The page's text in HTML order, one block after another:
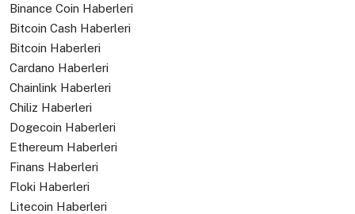
Binance Coin Haberleri
Bitcoin Cash Haberleri
Bitcoin Haberleri
Cardano Haberleri
Chainlink Haberleri
Chiliz Haberleri
Dogecoin Haberleri
Ethereum Haberleri
Finans Haberleri
Floki Haberleri
Litecoin Haberleri